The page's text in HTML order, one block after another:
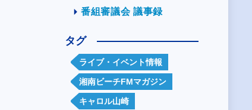
番組審議会 議事録
タグ
ライブ・イベント情報
湘南ビーチFMマガジン
キャロル山崎